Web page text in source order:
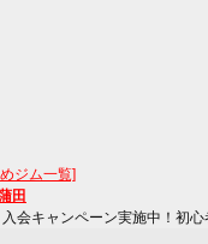
ジム一覧]
田
会キャンペーン実施中！初心